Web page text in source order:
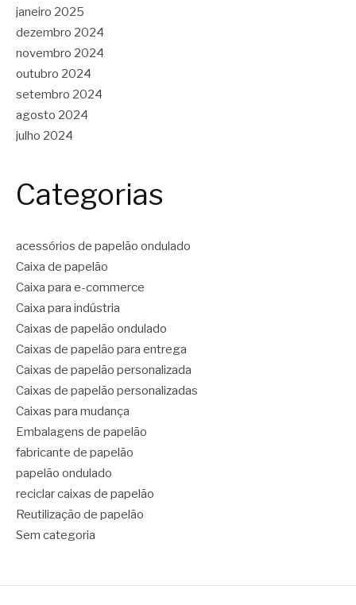
janeiro 2025
dezembro 2024
novembro 2024
outubro 2024
setembro 2024
agosto 2024
julho 2024
Categorias
acessórios de papelão ondulado
Caixa de papelão
Caixa para e-commerce
Caixa para indústria
Caixas de papelão ondulado
Caixas de papelão para entrega
Caixas de papelão personalizada
Caixas de papelão personalizadas
Caixas para mudança
Embalagens de papelão
fabricante de papelão
papelão ondulado
reciclar caixas de papelão
Reutilização de papelão
Sem categoria